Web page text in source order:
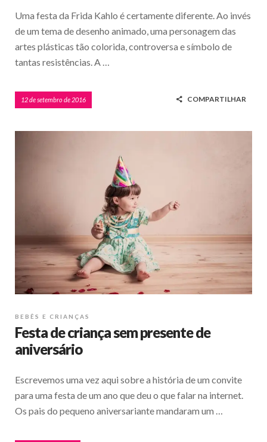
Uma festa da Frida Kahlo é certamente diferente. Ao invés
de um tema de desenho animado, uma personagem das
artes plásticas tão colorida, controversa e símbolo de
tantas resistências. A …
12 de setembro de 2016 COMPARTILHAR
BEBÊS E CRIANÇAS
Festa de criança sem presente de
aniversário
Escrevemos uma vez aqui sobre a história de um convite
para uma festa de um ano que deu o que falar na internet.
Os pais do pequeno aniversariante mandaram um …